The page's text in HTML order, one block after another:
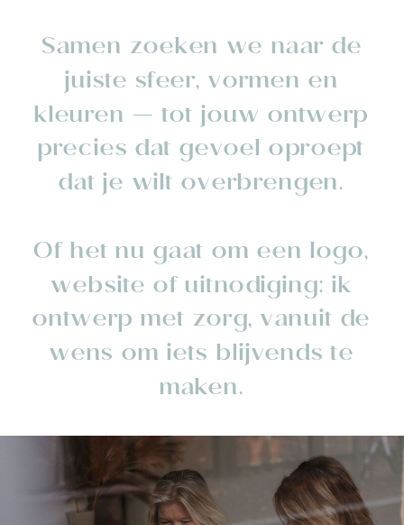
Samen zoeken we naar de
juiste sfeer, vormen en
kleuren — tot jouw ontwerp
precies dat gevoel oproept
dat je wilt overbrengen.
Of het nu gaat om een logo,
website of uitnodiging: ik
ontwerp met zorg, vanuit de
wens om iets blijvends te
maken.